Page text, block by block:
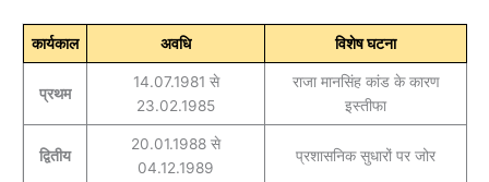
कार्यकाल अवधि विशेष घटना
प्रथम
14.07.1981 से
23.02.1985
राजा मानसिंह कांड के कारण
इस्तीफा
द्वितीय
20.01.1988 से
04.12.1989
प्रशासनिक सुधारों पर जोर